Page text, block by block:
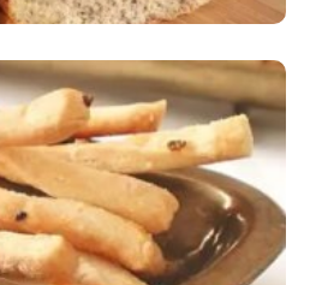
De Cebola E Salsa